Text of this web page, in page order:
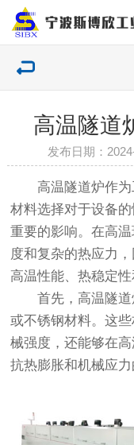
高温隧道
发布日期：
高温隧道炉作为
材料选择对于设备
重要的影响。在高
度和复杂的热应力
高温性能、热稳定性
首先，高温隧道
或不锈钢材料。这
械强度，还能够在
抗热膨胀和机械应力